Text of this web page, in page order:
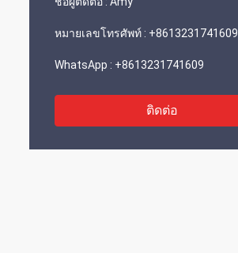
หมายเลขโทรศัพท์ : +8613231741609
WhatsApp : +8613231741609
ติดต่อ